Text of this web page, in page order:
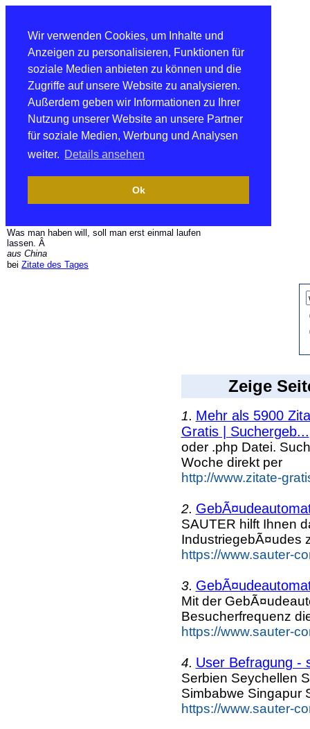
Wir verwenden Cookies, um Inhalte und
Anzeigen zu personalisieren, Funktionen für
soziale Medien anbieten zu können und die
Zugriffe auf unsere Website zu analysieren.
Außerdem geben wir Informationen zu Ihrer
Nutzung unserer Website an unsere Partner
für soziale Medien, Werbung und Analysen
weiter. Details ansehen
Ok
Was man haben will, soll man erst einmal laufen
lassen. Â
aus China
bei Zitate des Tages
Zeige
1. Mehr als 5900
Gratis | Suchergeb...
oder .php Datei.
Woche direkt per
http://www.zitate-
2.
SAUTER hilft Ihnen
IndustriegebÃ¤udes
https://www.sauter-
3.
Mit der
Besucherfrequenz
https://www.sauter-
4. User Befragung -
Serbien Seychellen
Simbabwe Singapur
https://www.sauter-